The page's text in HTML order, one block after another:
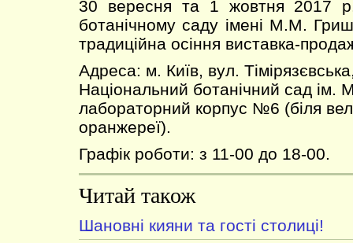
30 вересня та 1 жовтня 2017
ботанічному саду імені М.М.
традиційна осіння виставка-
Адреса: м. Київ, вул.
Національний ботанічний сад
лабораторний корпус №6 (біля
оранжереї).
Графік роботи: з 11-00 до 18-00.
Читай також
Шановні кияни та гості столиці!